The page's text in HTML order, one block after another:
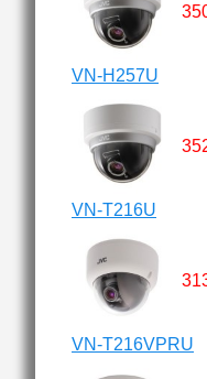
VN-H257U
VN-T216U
VN-T216VPRU